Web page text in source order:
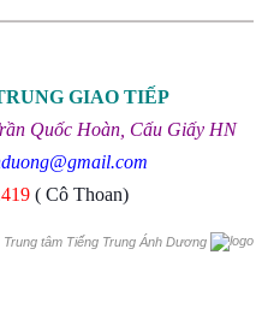
GIAO TIẾP
Quốc Hoàn, Cấu Giấy HN
( Cô Thoan)
Trung tâm Tiếng Trung Ánh Dương